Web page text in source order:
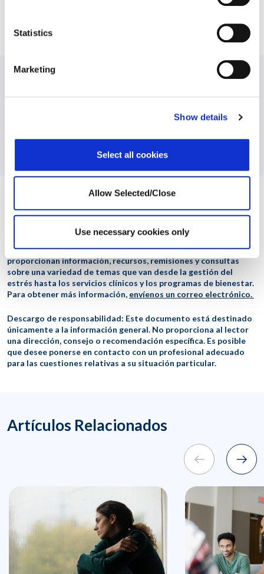
Statistics
Marketing
Show details
Select all cookies
Allow Selected/Close
Use necessary cookies only
PRÓXIMO
necesidades laborales, familiares y personales para que sean
más sanas, felices y productivas, tanto personal como
profesionalmente. Los servicios de apoyo a los miembros,
eficacia y bienestar de la empresa, de categoría mundial,
proporcionan información, recursos, remisiones y consultas
sobre una variedad de temas que van desde la gestión del
estrés hasta los servicios clínicos y los programas de bienestar.
Para obtener más información, envíenos un correo electrónico.
Descargo de responsabilidad: Este documento está destinado
únicamente a la información general. No proporciona al lector
una dirección, consejo o recomendación específica. Es posible
que desee ponerse en contacto con un profesional adecuado
para las cuestiones relativas a su situación particular.
Artículos Relacionados